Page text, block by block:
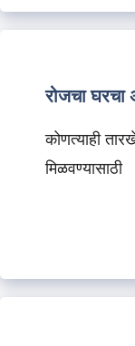
रोजचा
कोणत्याही
मिळवण्यासाठी